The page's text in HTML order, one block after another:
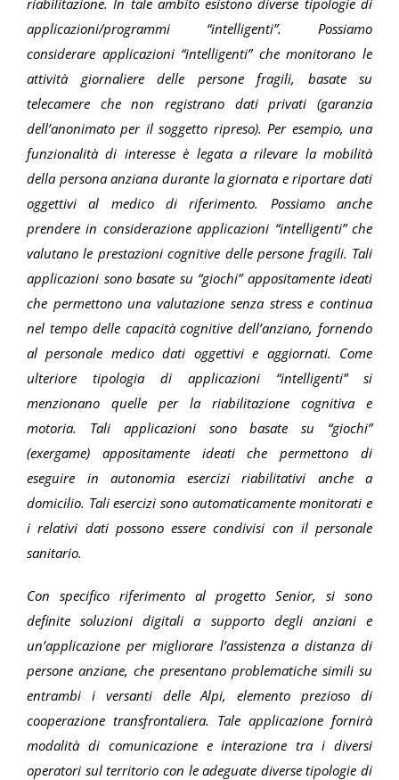
applicazioni/programmi “intelligenti”. Possiamo
considerare applicazioni “intelligenti” che monitorano le
attività giornaliere delle persone fragili, basate su
telecamere che non registrano dati privati (garanzia
dell’anonimato per il soggetto ripreso). Per esempio, una
funzionalità di interesse è legata a rilevare la mobilità
della persona anziana durante la giornata e riportare dati
oggettivi al medico di riferimento. Possiamo anche
prendere in considerazione applicazioni “intelligenti” che
valutano le prestazioni cognitive delle persone fragili. Tali
applicazioni sono basate su “giochi” appositamente ideati
che permettono una valutazione senza stress e continua
nel tempo delle capacità cognitive dell’anziano, fornendo
al personale medico dati oggettivi e aggiornati. Come
ulteriore tipologia di applicazioni “intelligenti” si
menzionano quelle per la riabilitazione cognitiva e
motoria. Tali applicazioni sono basate su “giochi”
(exergame) appositamente ideati che permettono di
eseguire in autonomia esercizi riabilitativi anche a
domicilio. Tali esercizi sono automaticamente monitorati e
i relativi dati possono essere condivisi con il personale
sanitario.
Con specifico riferimento al progetto Senior, si sono
definite soluzioni digitali a supporto degli anziani e
un’applicazione per migliorare l’assistenza a distanza di
persone anziane, che presentano problematiche simili su
entrambi i versanti delle Alpi, elemento prezioso di
cooperazione transfrontaliera. Tale applicazione fornirà
modalità di comunicazione e interazione tra i diversi
operatori sul territorio con le adeguate diverse tipologie di